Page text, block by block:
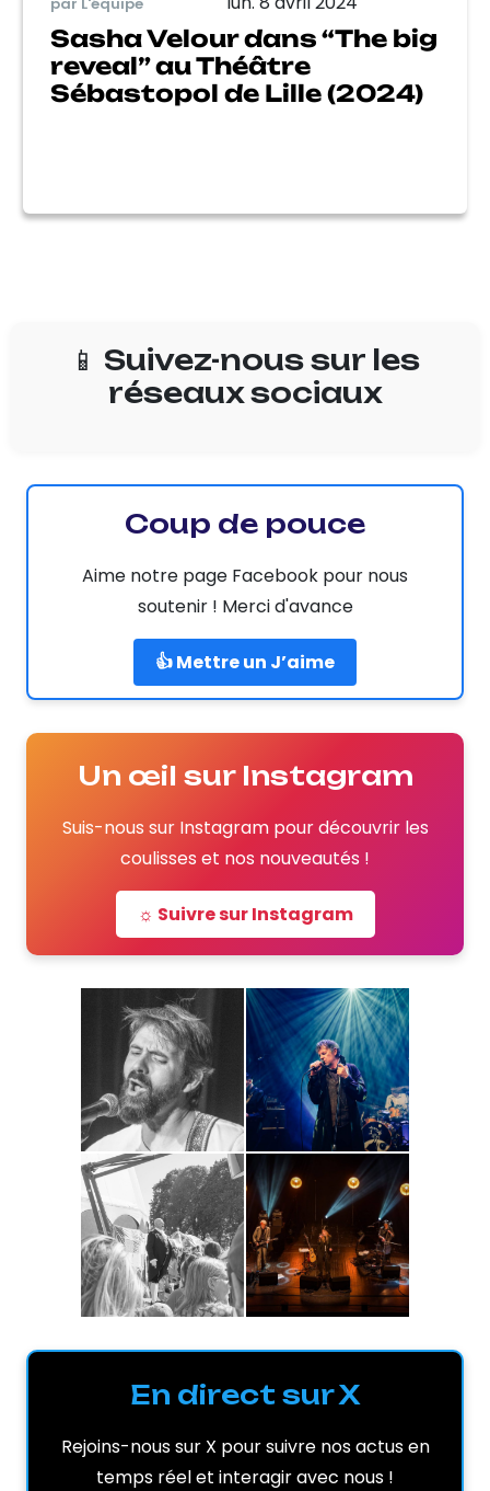
Sasha Velour dans “The big
reveal” au Théâtre
Sébastopol de Lille (2024)
📱 Suivez-nous sur les
réseaux sociaux
Coup de pouce
Aime notre page Facebook pour nous
soutenir ! Merci d'avance
👍 Mettre un J’aime
Un œil sur Instagram
Suis-nous sur Instagram pour découvrir les
coulisses et nos nouveautés !
☼ Suivre sur Instagram
En direct sur X
Rejoins-nous sur X pour suivre nos actus en
temps réel et interagir avec nous !